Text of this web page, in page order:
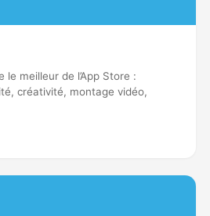
le meilleur de l’App Store :
créativité, montage vidéo,